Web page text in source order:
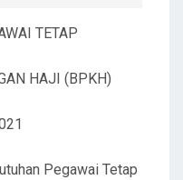
TETAP
HAJI (BPKH)
Pegawai Tetap